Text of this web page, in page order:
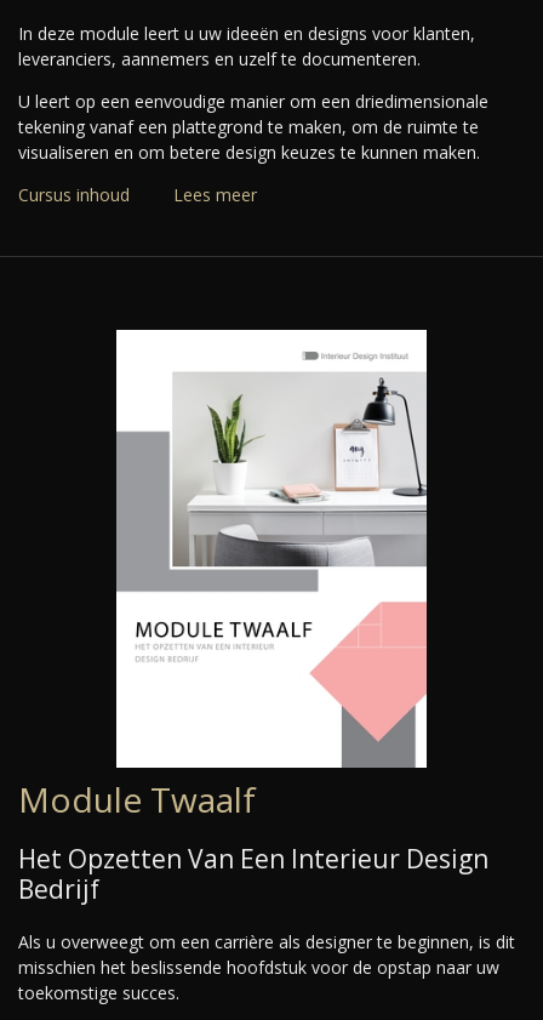
In deze module leert u uw ideeën en designs voor klanten,
leveranciers, aannemers en uzelf te documenteren.
U leert op een eenvoudige manier om een driedimensionale
tekening vanaf een plattegrond te maken, om de ruimte te
visualiseren en om betere design keuzes te kunnen maken.
Cursus inhoud
Lees meer
Module Twaalf
Het Opzetten Van Een Interieur Design
Bedrijf
Als u overweegt om een carrière als designer te beginnen, is dit
misschien het beslissende hoofdstuk voor de opstap naar uw
toekomstige succes.